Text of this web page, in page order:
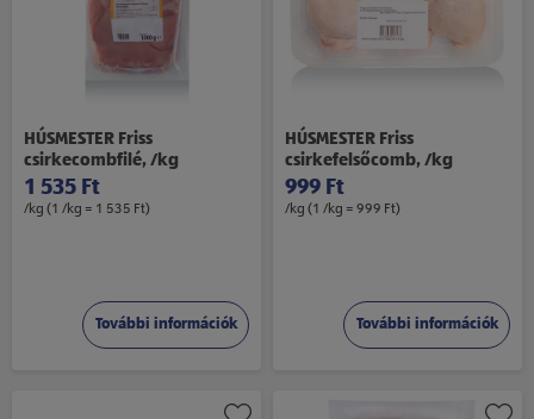
HÚSMESTER Friss
csirkecombfilé, /kg
1 535 Ft
/kg (1 /kg = 1 535 Ft)
További információk
HÚSMESTER Friss
csirkefelsőcomb, /kg
999 Ft
/kg (1 /kg = 999 Ft)
További információk